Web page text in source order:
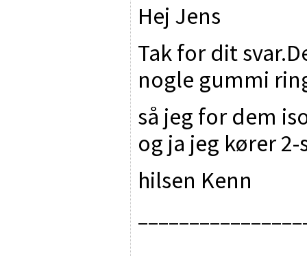
Hej Jens
Tak for dit
nogle gummi
så jeg for dem
og ja jeg kører
hilsen Kenn